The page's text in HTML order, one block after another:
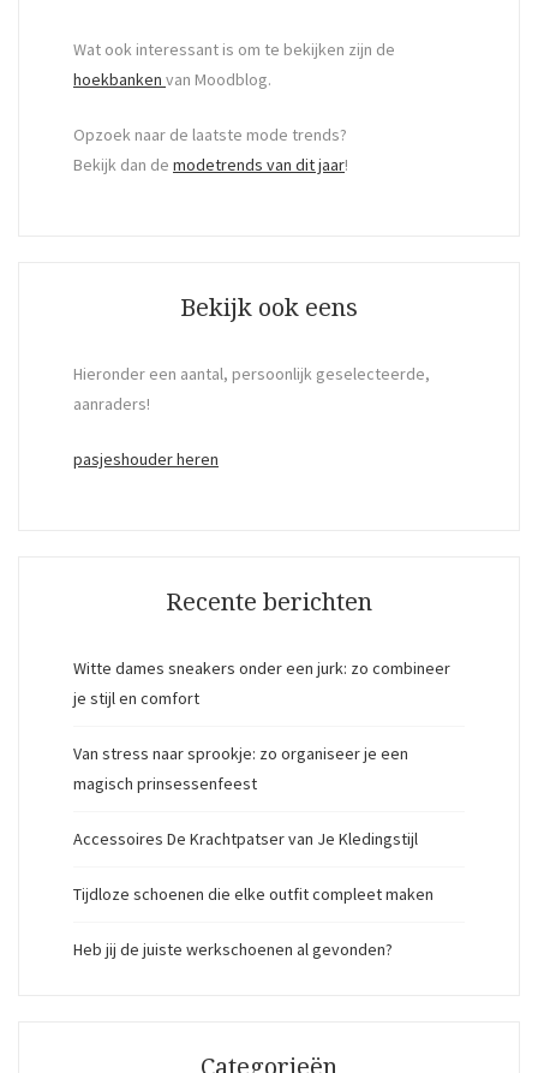
Wat ook interessant is om te bekijken zijn de
hoekbanken van Moodblog.
Opzoek naar de laatste mode trends?
Bekijk dan de modetrends van dit jaar!
Bekijk ook eens
Hieronder een aantal, persoonlijk geselecteerde,
aanraders!
pasjeshouder heren
Recente berichten
Witte dames sneakers onder een jurk: zo combineer
je stijl en comfort
Van stress naar sprookje: zo organiseer je een
magisch prinsessenfeest
Accessoires De Krachtpatser van Je Kledingstijl
Tijdloze schoenen die elke outfit compleet maken
Heb jij de juiste werkschoenen al gevonden?